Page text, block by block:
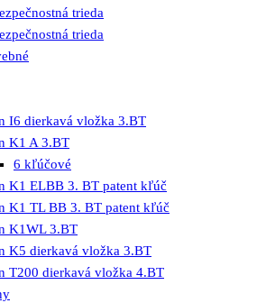
trieda
trieda
I6 dierkavá vložka 3.BT
K1 A 3.BT
6 kľúčové
K1 ELBB 3. BT patent kľúč
K1 TL BB 3. BT patent kľúč
K1WL 3.BT
K5 dierkavá vložka 3.BT
T200 dierkavá vložka 4.BT